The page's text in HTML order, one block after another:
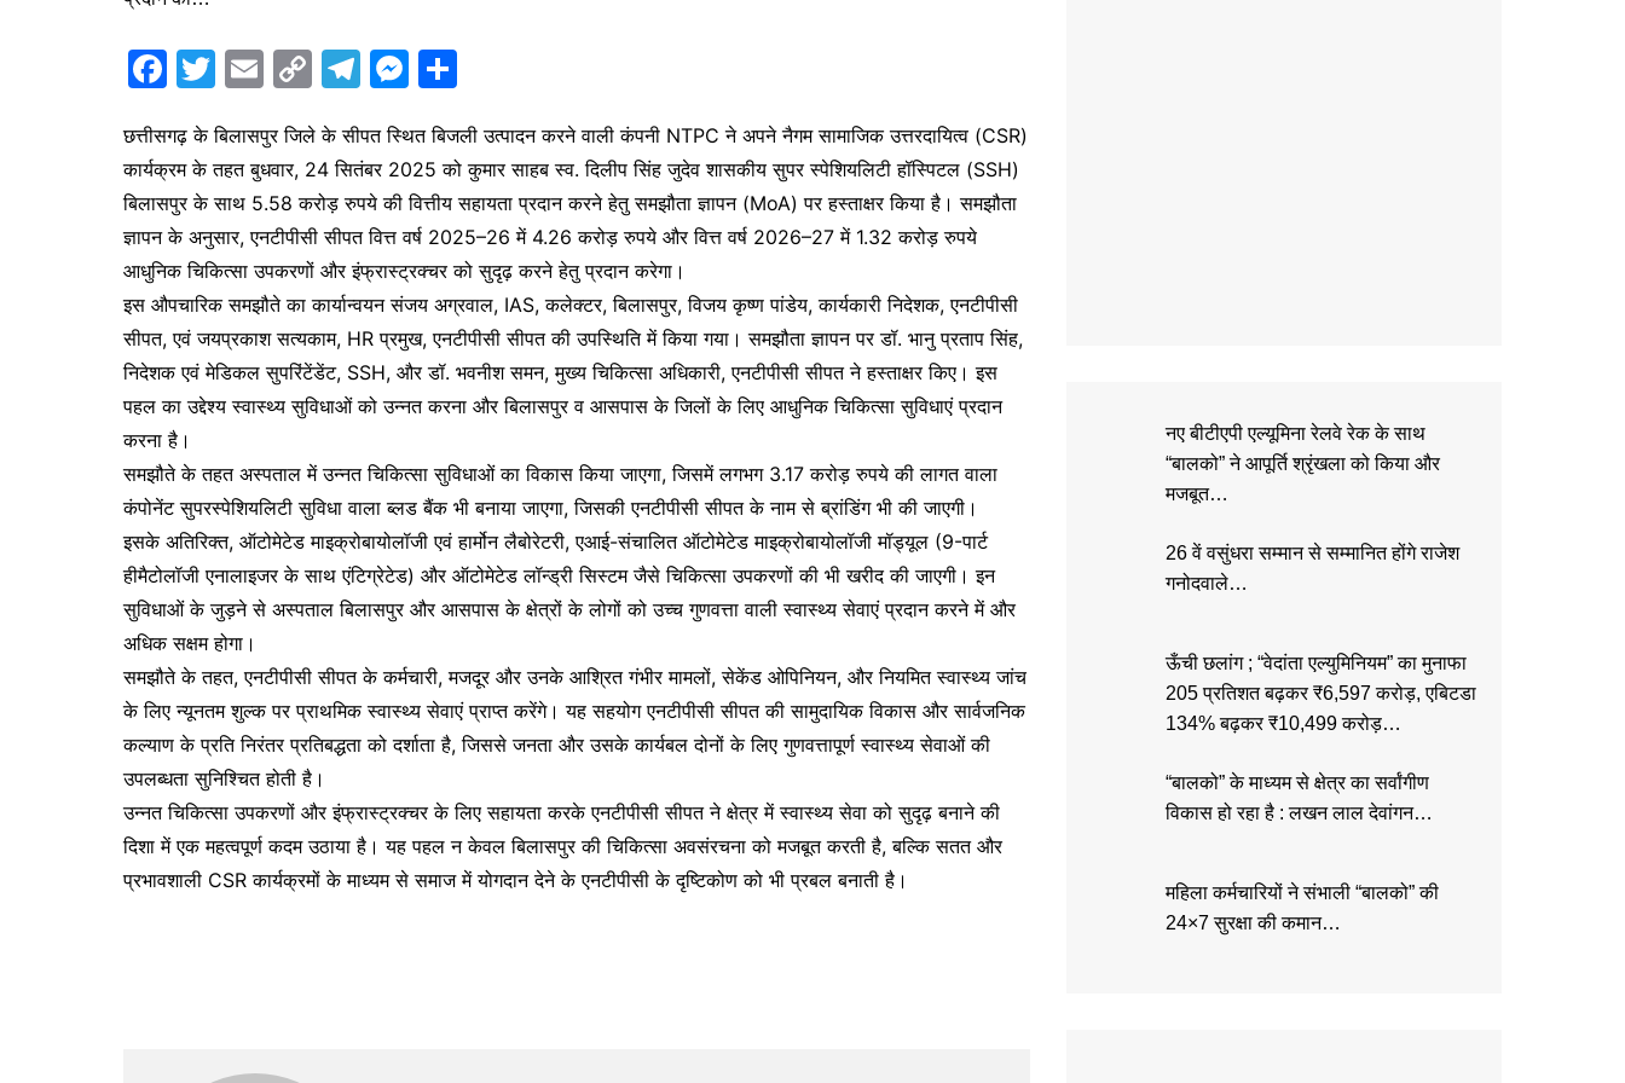
F
c
e
b
o
o
k
T
itt
er
E
ai
l
C
p
y
Li
n
k
T
e
gr
a
m
M
s
s
e
n
g
er
ar
e
छत्तीसगढ़ के बिलासपुर जिले के सीपत स्थित बिजली उत्पादन करने वाली कंपनी NTPC ने अपने नैगम सामाजिक उत्तरदायित्व (CSR)
कार्यक्रम के तहत बुधवार, 24 सितंबर 2025 को कुमार साहब स्व. दिलीप सिंह जुदेव शासकीय सुपर स्पेशियलिटी हॉस्पिटल (SSH)
बिलासपुर के साथ 5.58 करोड़ रुपये की वित्तीय सहायता प्रदान करने हेतु समझौता ज्ञापन (MoA) पर हस्ताक्षर किया है। समझौता
ज्ञापन के अनुसार, एनटीपीसी सीपत वित्त वर्ष 2025–26 में 4.26 करोड़ रुपये और वित्त वर्ष 2026–27 में 1.32 करोड़ रुपये
आधुनिक चिकित्सा उपकरणों और इंफ्रास्ट्रक्चर को सुदृढ़ करने हेतु प्रदान करेगा।
इस औपचारिक समझौते का कार्यान्वयन संजय अग्रवाल, IAS, कलेक्टर, बिलासपुर, विजय कृष्ण पांडेय, कार्यकारी निदेशक, एनटीपीसी
सीपत, एवं जयप्रकाश सत्यकाम, HR प्रमुख, एनटीपीसी सीपत की उपस्थिति में किया गया। समझौता ज्ञापन पर डॉ. भानु प्रताप सिंह,
निदेशक एवं मेडिकल सुपरिंटेंडेंट, SSH, और डॉ. भवनीश समन, मुख्य चिकित्सा अधिकारी, एनटीपीसी सीपत ने हस्ताक्षर किए। इस
पहल का उद्देश्य स्वास्थ्य सुविधाओं को उन्नत करना और बिलासपुर व आसपास के जिलों के लिए आधुनिक चिकित्सा सुविधाएं प्रदान
करना है।
समझौते के तहत अस्पताल में उन्नत चिकित्सा सुविधाओं का विकास किया जाएगा, जिसमें लगभग 3.17 करोड़ रुपये की लागत वाला
कंपोनेंट सुपरस्पेशियलिटी सुविधा वाला ब्लड बैंक भी बनाया जाएगा, जिसकी एनटीपीसी सीपत के नाम से ब्रांडिंग भी की जाएगी।
इसके अतिरिक्त, ऑटोमेटेड माइक्रोबायोलॉजी एवं हार्मोन लैबोरेटरी, एआई-संचालित ऑटोमेटेड माइक्रोबायोलॉजी मॉड्यूल (9-पार्ट
हीमैटोलॉजी एनालाइजर के साथ एंटिग्रेटेड) और ऑटोमेटेड लॉन्ड्री सिस्टम जैसे चिकित्सा उपकरणों की भी खरीद की जाएगी। इन
सुविधाओं के जुड़ने से अस्पताल बिलासपुर और आसपास के क्षेत्रों के लोगों को उच्च गुणवत्ता वाली स्वास्थ्य सेवाएं प्रदान करने में और
अधिक सक्षम होगा।
समझौते के तहत, एनटीपीसी सीपत के कर्मचारी, मजदूर और उनके आश्रित गंभीर मामलों, सेकेंड ओपिनियन, और नियमित स्वास्थ्य जांच
के लिए न्यूनतम शुल्क पर प्राथमिक स्वास्थ्य सेवाएं प्राप्त करेंगे। यह सहयोग एनटीपीसी सीपत की सामुदायिक विकास और सार्वजनिक
कल्याण के प्रति निरंतर प्रतिबद्धता को दर्शाता है, जिससे जनता और उसके कार्यबल दोनों के लिए गुणवत्तापूर्ण स्वास्थ्य सेवाओं की
उपलब्धता सुनिश्चित होती है।
उन्नत चिकित्सा उपकरणों और इंफ्रास्ट्रक्चर के लिए सहायता करके एनटीपीसी सीपत ने क्षेत्र में स्वास्थ्य सेवा को सुदृढ़ बनाने की
दिशा में एक महत्वपूर्ण कदम उठाया है। यह पहल न केवल बिलासपुर की चिकित्सा अवसंरचना को मजबूत करती है, बल्कि सतत और
प्रभावशाली CSR कार्यक्रमों के माध्यम से समाज में योगदान देने के एनटीपीसी के दृष्टिकोण को भी प्रबल बनाती है।
नए बीटीएपी एल्यूमिना रेलवे रेक के साथ
“बालको” ने आपूर्ति श्रृंखला को किया और
मजबूत…
26 वें वसुंधरा सम्मान से सम्मानित होंगे राजेश
गनोदवाले…
ऊँची छलांग ; “वेदांता एल्युमिनियम” का मुनाफा
205 प्रतिशत बढ़कर ₹6,597 करोड़, एबिटडा
134% बढ़कर ₹10,499 करोड़…
“बालको” के माध्यम से क्षेत्र का सर्वांगीण
विकास हो रहा है : लखन लाल देवांगन…
महिला कर्मचारियों ने संभाली “बालको” की
24×7 सुरक्षा की कमान…